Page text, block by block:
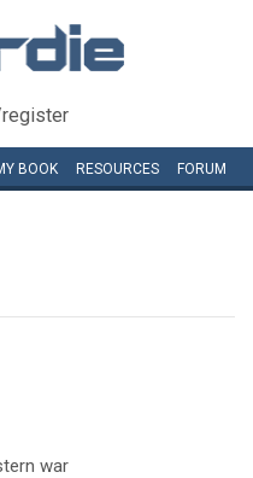
BOOK RESOURCES FORUM
war